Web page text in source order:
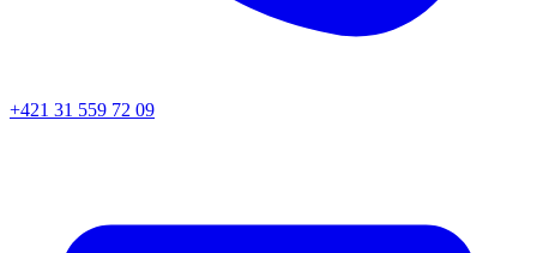
+421 31 559 72 09